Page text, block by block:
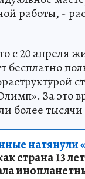
работы, -
с 20 апреля
бесплатно
За это
более
натянули
страна 13